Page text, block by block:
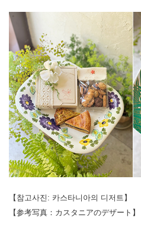
【참고사진: 카스타니아의 디저트】
【参考写真：カスタニアのデザート】